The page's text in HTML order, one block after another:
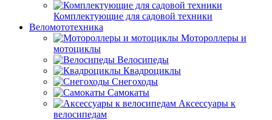
Комплектующие для садовой техники
Веломототехника
Мотороллеры и
мотоциклы
Велосипеды
Квадроциклы
Снегоходы
Самокаты
Аксессуары к
велосипедам